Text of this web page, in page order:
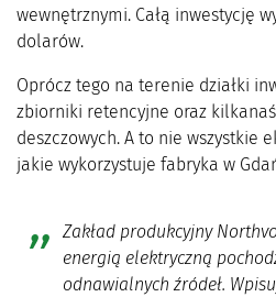
wewnętrznymi. Całą inwestycję
dolarów.
Oprócz tego na terenie działki
zbiorniki retencyjne oraz
deszczowych. A to nie wszystkie
jakie wykorzystuje fabryka w
Zakład produkcyjny
energią elektryczną
odnawialnych źródeł.